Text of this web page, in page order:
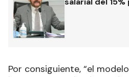
Por consiguiente, “el